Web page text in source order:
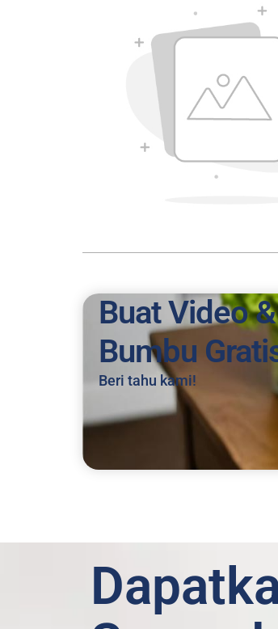
Buat Video
Bumbu
Beri tahu kami!